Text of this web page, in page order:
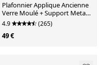
Plafonnier Applique Ancienne
Verre Moulé + Support Metal
Blanc Vintage
4.9 (265)
49 €